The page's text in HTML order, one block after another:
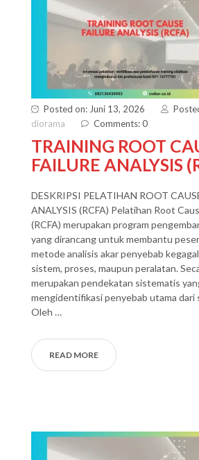
Posted on: Juni 13, 2026
diorama
Comments: 0
TRAINING ROOT
FAILURE ANALYSIS
DESKRIPSI PELATIHAN ROOT
ANALYSIS (RCFA) Pelatihan Root
(RCFA) merupakan program
yang dirancang untuk membantu
metode analisis akar penyebab
sistem, proses, maupun peralatan.
merupakan pendekatan sistematis
mengidentifikasi penyebab utama dari
Oleh …
READ MORE